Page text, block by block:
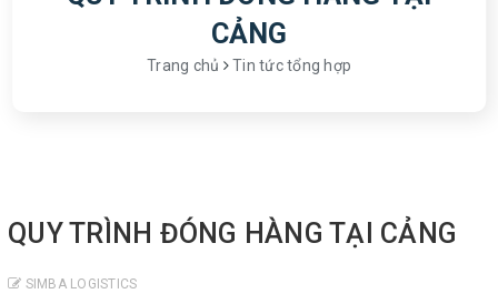
CẢNG
Trang chủ Tin tức tổng hợp
QUY TRÌNH ĐÓNG HÀNG TẠI CẢNG
SIMBA LOGISTICS